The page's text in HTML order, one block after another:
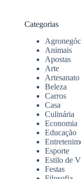
Categorias
Animais
Apostas
Arte
Artesanato
Beleza
Carros
Casa
Culinária
Economia
Educação
Esporte
Estilo de
Festas